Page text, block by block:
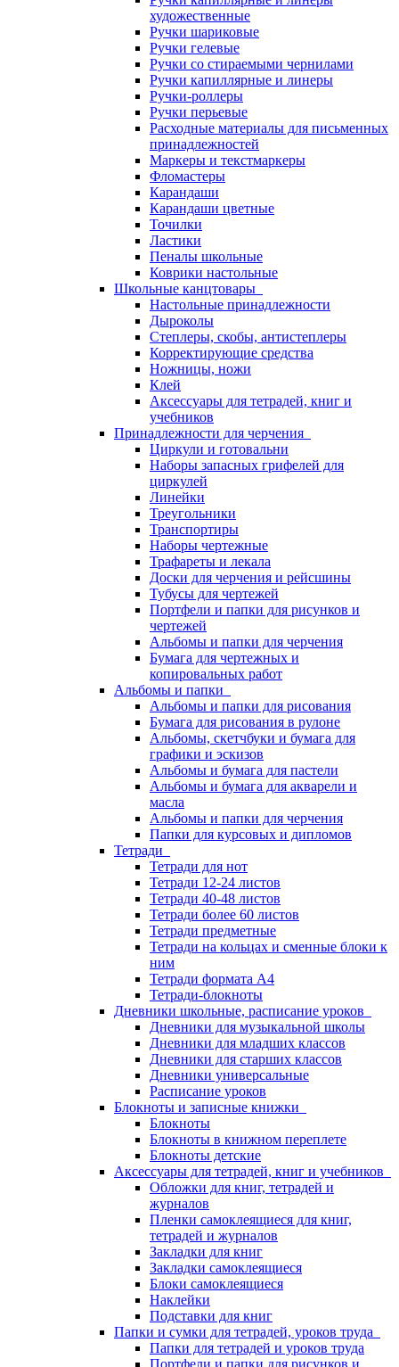
художественные
Ручки шариковые
Ручки гелевые
Ручки со стираемыми чернилами
Ручки капиллярные и линеры
Ручки-роллеры
Ручки перьевые
Расходные материалы для письменных
принадлежностей
Маркеры и текстмаркеры
Фломастеры
Карандаши
Карандаши цветные
Точилки
Ластики
Пеналы школьные
Коврики настольные
Школьные канцтовары
Настольные принадлежности
Дыроколы
Степлеры, скобы, антистеплеры
Корректирующие средства
Ножницы, ножи
Клей
Аксессуары для тетрадей, книг и
учебников
Принадлежности для черчения
Циркули и готовальни
Наборы запасных грифелей для
циркулей
Линейки
Треугольники
Транспортиры
Наборы чертежные
Трафареты и лекала
Доски для черчения и рейсшины
Тубусы для чертежей
Портфели и папки для рисунков и
чертежей
Альбомы и папки для черчения
Бумага для чертежных и
копировальных работ
Альбомы и папки
Альбомы и папки для рисования
Бумага для рисования в рулоне
Альбомы, скетчбуки и бумага для
графики и эскизов
Альбомы и бумага для пастели
Альбомы и бумага для акварели и
масла
Альбомы и папки для черчения
Папки для курсовых и дипломов
Тетради
Тетради для нот
Тетради 12-24 листов
Тетради 40-48 листов
Тетради более 60 листов
Тетради предметные
Тетради на кольцах и сменные блоки к
ним
Тетради формата А4
Тетради-блокноты
Дневники школьные, расписание уроков
Дневники для музыкальной школы
Дневники для младших классов
Дневники для старших классов
Дневники универсальные
Расписание уроков
Блокноты и записные книжки
Блокноты
Блокноты в книжном переплете
Блокноты детские
Аксессуары для тетрадей, книг и учебников
Обложки для книг, тетрадей и
журналов
Пленки самоклеящиеся для книг,
тетрадей и журналов
Закладки для книг
Закладки самоклеящиеся
Блоки самоклеящиеся
Наклейки
Подставки для книг
Папки и сумки для тетрадей, уроков труда
Папки для тетрадей и уроков труда
Портфели и папки для рисунков и